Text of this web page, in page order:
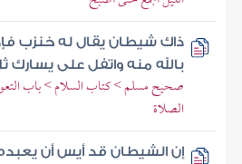
ذاك شيطان يقال له خنزب
بالله منه واتفل على يسارك
صحيح مسلم > كتاب السلام > باب
الصلاة
إن الشيطان قد أيس أن